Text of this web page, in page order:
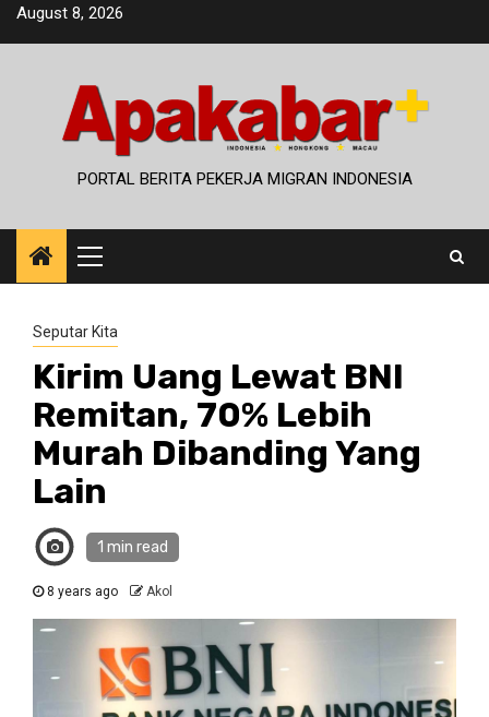
SkipAugust 8, 2026
PORTAL BERITA PEKERJA MIGRAN INDONESIA
Primary
Menu
Seputar Kita
Kirim Uang Lewat BNI
Remitan, 70% Lebih
Murah Dibanding Yang
Lain
1 min read
8 years ago Akol